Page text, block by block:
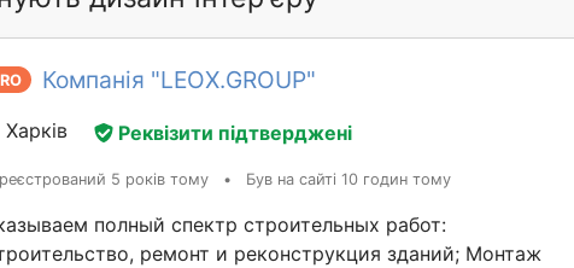
Компанія "LEOX.GROUP"
Харків Реквізити підтверджені
5 років тому • Був на сайті 10 годин тому
полный спектр строительных работ:
ремонт и реконструкция зданий; Монтаж